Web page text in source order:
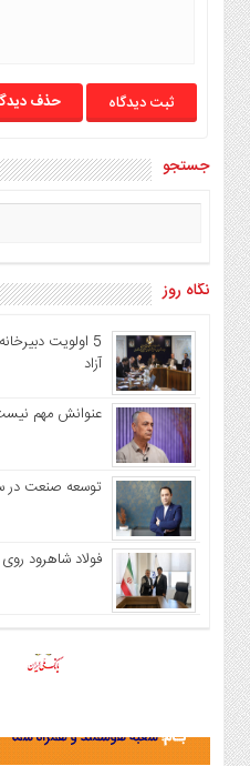
حذف
جستجو
نگاه روز
5 اولویت
آزاد
عنوانش مهم
توسعه صنعت در
فولاد شاهرود